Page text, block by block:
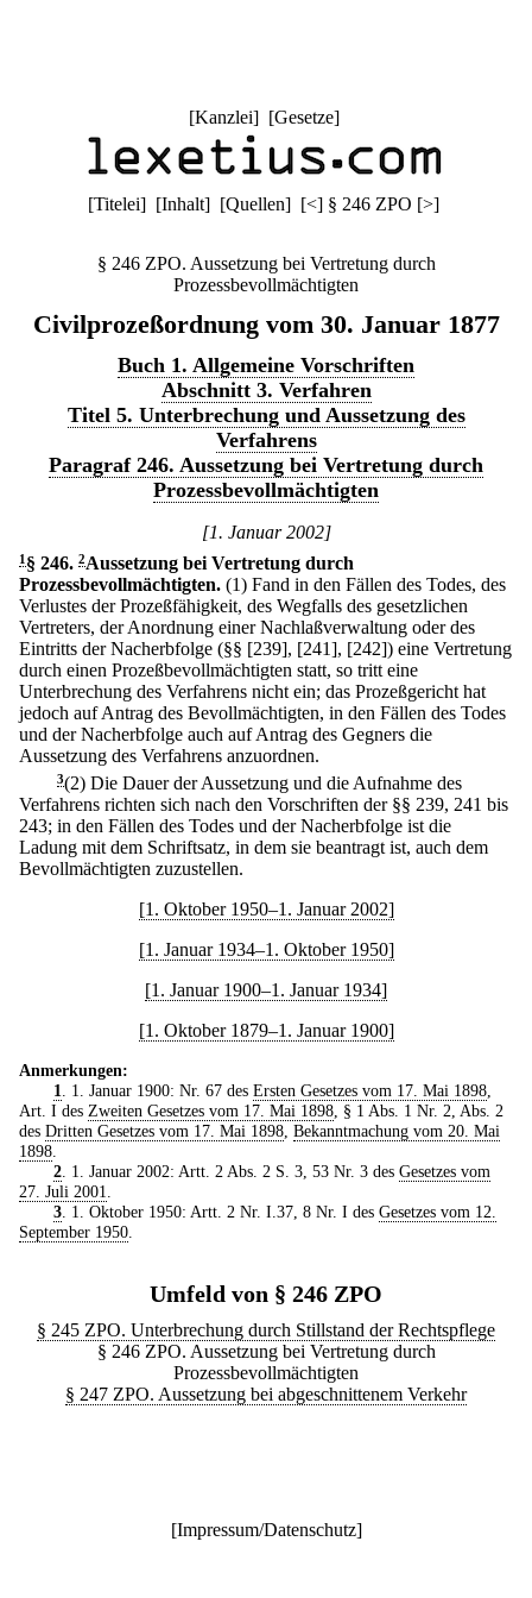
[Kanzlei] [Gesetze]
[Titelei] [Inhalt] [Quellen] [<] § 246 ZPO [>]
§ 246 ZPO. Aussetzung bei Vertretung durch
Prozessbevollmächtigten
Civilprozeßordnung vom 30. Januar 1877
Buch 1. Allgemeine Vorschriften
Abschnitt 3. Verfahren
Titel 5. Unterbrechung und Aussetzung des
Verfahrens
Paragraf 246. Aussetzung bei Vertretung durch
Prozessbevollmächtigten
[1. Januar 2002]
1 § 246. 2Aussetzung bei Vertretung durch
Prozessbevollmächtigten. (1) Fand in den Fällen des Todes, des
Verlustes der Prozeßfähigkeit, des Wegfalls des gesetzlichen
Vertreters, der Anordnung einer Nachlaßverwaltung oder des
Eintritts der Nacherbfolge (§§ [239], [241], [242]) eine Vertretung
durch einen Prozeßbevollmächtigten statt, so tritt eine
Unterbrechung des Verfahrens nicht ein; das Prozeßgericht hat
jedoch auf Antrag des Bevollmächtigten, in den Fällen des Todes
und der Nacherbfolge auch auf Antrag des Gegners die
Aussetzung des Verfahrens anzuordnen.
3(2) Die Dauer der Aussetzung und die Aufnahme des
Verfahrens richten sich nach den Vorschriften der §§ 239, 241 bis
243; in den Fällen des Todes und der Nacherbfolge ist die
Ladung mit dem Schriftsatz, in dem sie beantragt ist, auch dem
Bevollmächtigten zuzustellen.
[1. Oktober 1950–1. Januar 2002]
[1. Januar 1934–1. Oktober 1950]
[1. Januar 1900–1. Januar 1934]
[1. Oktober 1879–1. Januar 1900]
Anmerkungen:
1. 1. Januar 1900: Nr. 67 des Ersten Gesetzes vom 17. Mai 1898,
Art. I des Zweiten Gesetzes vom 17. Mai 1898, § 1 Abs. 1 Nr. 2, Abs. 2
des Dritten Gesetzes vom 17. Mai 1898, Bekanntmachung vom 20. Mai
1898.
2. 1. Januar 2002: Artt. 2 Abs. 2 S. 3, 53 Nr. 3 des Gesetzes vom
27. Juli 2001.
3. 1. Oktober 1950: Artt. 2 Nr. I.37, 8 Nr. I des Gesetzes vom 12.
September 1950.
Umfeld von § 246 ZPO
§ 245 ZPO. Unterbrechung durch Stillstand der Rechtspflege
§ 246 ZPO. Aussetzung bei Vertretung durch
Prozessbevollmächtigten
§ 247 ZPO. Aussetzung bei abgeschnittenem Verkehr
[Impressum/Datenschutz]